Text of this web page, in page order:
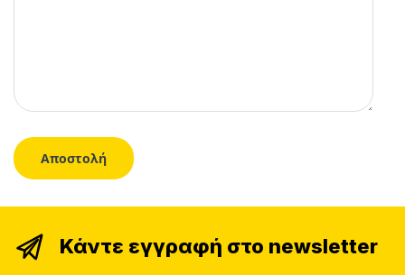
Κάντε εγγραφή στο newsletter